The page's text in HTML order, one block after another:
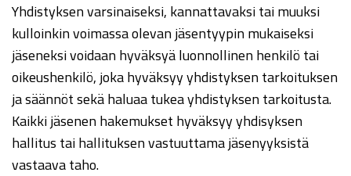
Yhdistyksen varsinaiseksi, kannattavaksi tai muuksi
kulloinkin voimassa olevan jäsentyypin mukaiseksi
jäseneksi voidaan hyväksyä luonnollinen henkilö tai
oikeushenkilö, joka hyväksyy yhdistyksen tarkoituksen
ja säännöt sekä haluaa tukea yhdistyksen tarkoitusta.
Kaikki jäsenen hakemukset hyväksyy yhdisyksen
hallitus tai hallituksen vastuuttama jäsenyyksistä
vastaava taho.